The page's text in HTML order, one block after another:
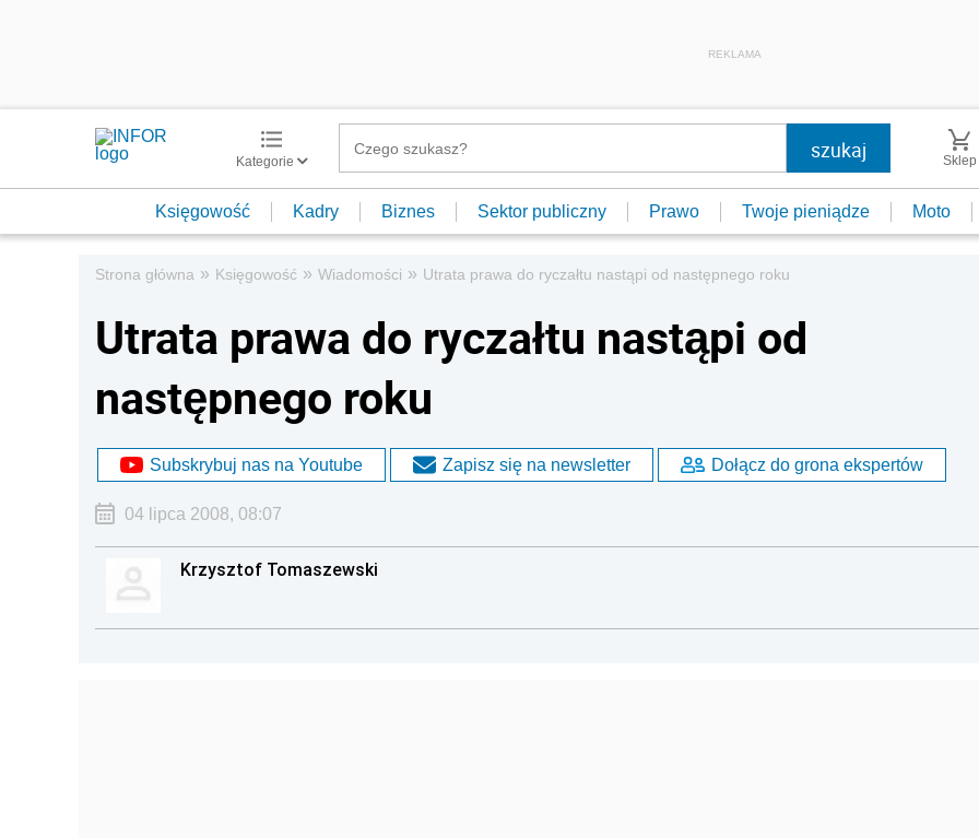
REKLAMA
Kategorie Sklep
Księgowość Kadry Biznes Sektor publiczny Prawo Twoje pieniądze Moto
Strona główna » Księgowość » Wiadomości » Utrata prawa do ryczałtu nastąpi od następnego roku
Utrata prawa do ryczałtu nastąpi od
następnego roku
Subskrybuj nas na Youtube Zapisz się na newsletter Dołącz do grona ekspertów
04 lipca 2008, 08:07
Krzysztof Tomaszewski